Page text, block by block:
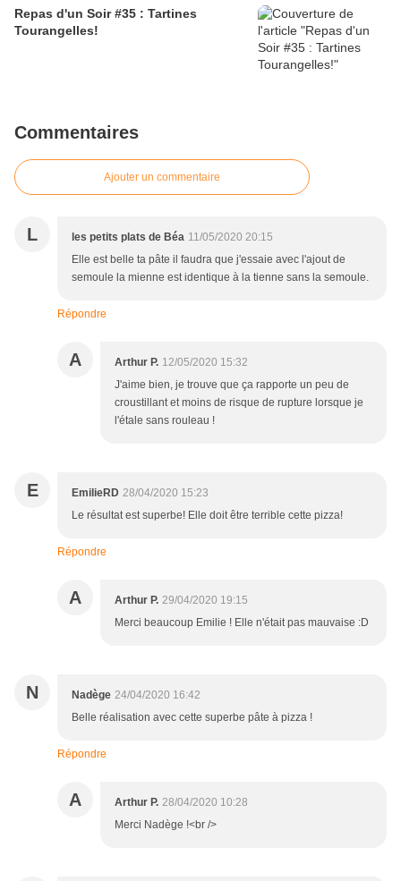
Repas d'un Soir #35 : Tartines
Tourangelles!
Commentaires
Ajouter un commentaire
L les petits plats de Béa 11/05/2020 20:15
Elle est belle ta pâte il faudra que j'essaie avec l'ajout de
semoule la mienne est identique à la tienne sans la semoule.
Répondre
A Arthur P. 12/05/2020 15:32
J'aime bien, je trouve que ça rapporte un peu de
croustillant et moins de risque de rupture lorsque je
l'étale sans rouleau !
E EmilieRD 28/04/2020 15:23
Le résultat est superbe! Elle doit être terrible cette pizza!
Répondre
A Arthur P. 29/04/2020 19:15
Merci beaucoup Emilie ! Elle n'était pas mauvaise :D
N Nadège 24/04/2020 16:42
Belle réalisation avec cette superbe pâte à pizza !
Répondre
A Arthur P. 28/04/2020 10:28
Merci Nadège !<br />